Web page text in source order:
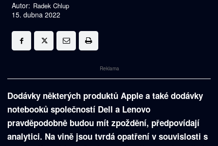
Autor: Radek Chlup
15. dubna 2022
Reklama
Dodávky některých produktů Apple a také dodávky
notebooků společností Dell a Lenovo
pravděpodobně budou mít zpoždění, předpovídají
analytici. Na vině jsou tvrdá opatření v souvislosti s